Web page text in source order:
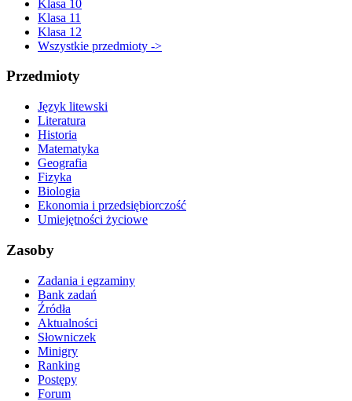
Klasa 10
Klasa 11
Klasa 12
Wszystkie przedmioty ->
Przedmioty
Język litewski
Literatura
Historia
Matematyka
Geografia
Fizyka
Biologia
Ekonomia i przedsiębiorczość
Umiejętności życiowe
Zasoby
Zadania i egzaminy
Bank zadań
Źródła
Aktualności
Słowniczek
Minigry
Ranking
Postępy
Forum